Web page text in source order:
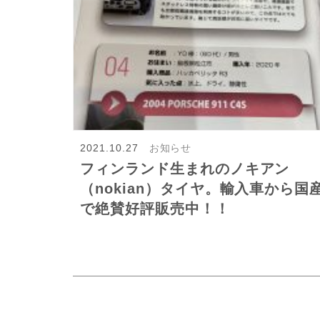
2021.10.27 お知らせ
フィンランド生まれのノキアン
（nokian）タイヤ。輸入車から国
で絶賛好評販売中！！